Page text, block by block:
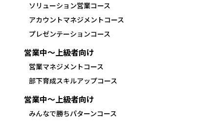
ソリューション営業コース
アカウントマネジメントコース
プレゼンテーションコース
営業中〜上級者向け
営業マネジメントコース
部下育成スキルアップコース
営業中〜上級者向け
みんなで勝ちパターンコース